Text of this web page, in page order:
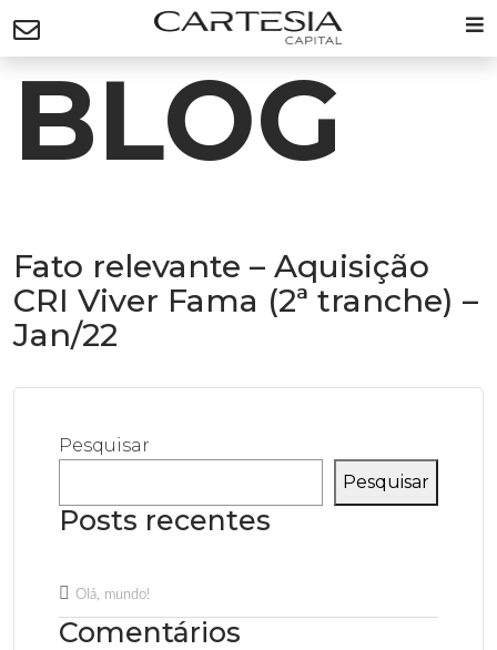
BLOG
Fato relevante – Aquisição
CRI Viver Fama (2ª tranche) –
Jan/22
Pesquisar
Pesquisar
Posts recentes
Olá, mundo!
Comentários